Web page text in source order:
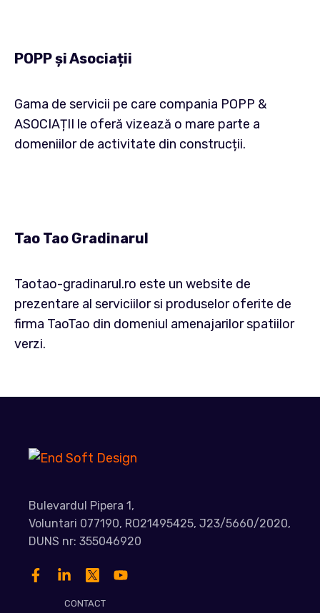
POPP și Asociații
Gama de servicii pe care compania POPP &
ASOCIAȚII le oferă vizează o mare parte a
domeniilor de activitate din construcții.
Tao Tao Gradinarul
Taotao-gradinarul.ro este un website de
prezentare al serviciilor si produselor oferite de
firma TaoTao din domeniul amenajarilor spatiilor
verzi.
Bulevardul Pipera 1,
Voluntari 077190, RO21495425, J23/5660/2020,
DUNS nr: 355046920
CONTACT